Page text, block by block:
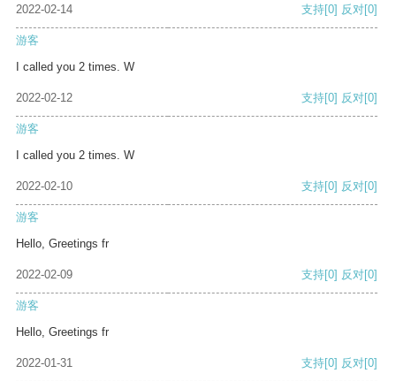
2022-02-14 支持[0] 反对[0]
游客
I called you 2 times. W
2022-02-12 支持[0] 反对[0]
游客
I called you 2 times. W
2022-02-10 支持[0] 反对[0]
游客
Hello, Greetings fr
2022-02-09 支持[0] 反对[0]
游客
Hello, Greetings fr
2022-01-31 支持[0] 反对[0]